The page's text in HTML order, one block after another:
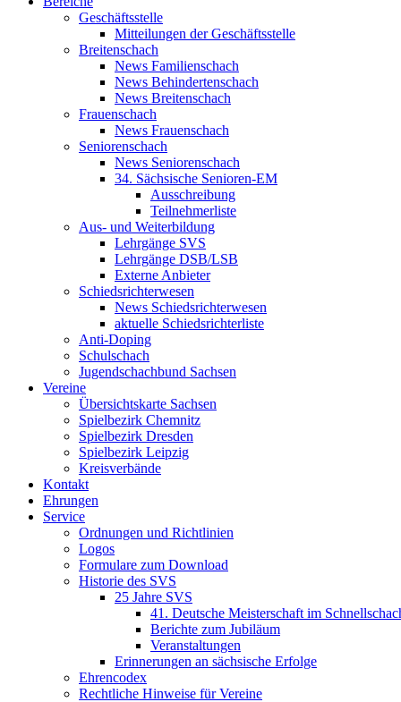
Geschäftsstelle
Mitteilungen der Geschäftsstelle
Breitenschach
News Familienschach
News Behindertenschach
News Breitenschach
Frauenschach
News Frauenschach
Seniorenschach
News Seniorenschach
34. Sächsische Senioren-EM
Ausschreibung
Teilnehmerliste
Aus- und Weiterbildung
Lehrgänge SVS
Lehrgänge DSB/LSB
Externe Anbieter
Schiedsrichterwesen
News Schiedsrichterwesen
aktuelle Schiedsrichterliste
Anti-Doping
Schulschach
Jugendschachbund Sachsen
Vereine
Übersichtskarte Sachsen
Spielbezirk Chemnitz
Spielbezirk Dresden
Spielbezirk Leipzig
Kreisverbände
Kontakt
Ehrungen
Service
Ordnungen und Richtlinien
Logos
Formulare zum Download
Historie des SVS
25 Jahre SVS
41. Deutsche Meisterschaft im
Berichte zum Jubiläum
Veranstaltungen
Erinnerungen an sächsische Erfolge
Ehrencodex
Rechtliche Hinweise für Vereine